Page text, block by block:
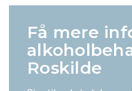
Få mere
Roskilde